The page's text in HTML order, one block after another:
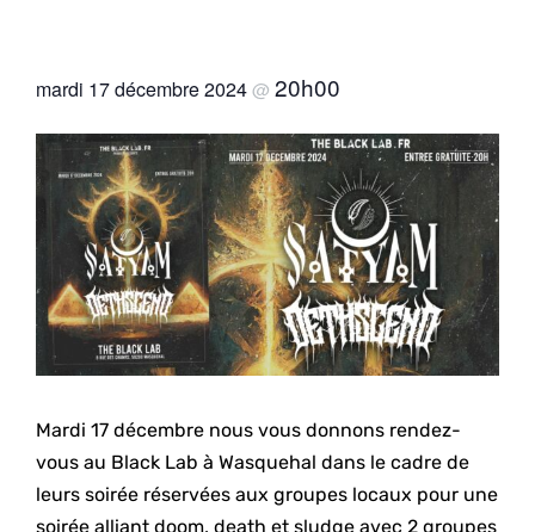
mardi 17 décembre 2024@ 20h00
Mardi 17 décembre nous vous donnons rendez-
vous au Black Lab à Wasquehal dans le cadre de
leurs soirée réservées aux groupes locaux pour une
soirée alliant doom, death et sludge avec 2 groupes